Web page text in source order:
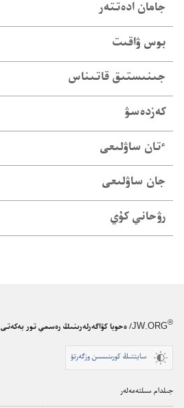
جامان ادە‌تتە‌ر
بوس ۋاقىت
جىنىستىق قاتىناس
كەزدەسۋ
ٴ‌تان ساۋلىعى
جان ساۋلىعى
رۋحاني كۇي
JW.ORG® / ەحوبا كۋاگەرلەرىنىڭ رەسمي تور بەكەتى
سايتتىڭ كورىنىسىن وزگەرتۋ
جىلدام سىلتەمەلەر